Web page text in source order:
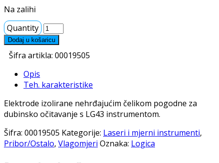
Na zalihi
Quantity
Dodaj u košaricu
Šifra artikla: 00019505
Opis
Teh. karakteristike
Elektrode izolirane nehrđajućim čelikom pogodne za
dubinsko očitavanje s LG43 instrumentom.
Šifra: 00019505 Kategorije: Laseri i mjerni instrumenti,
Pribor/Ostalo, Vlagomjeri Oznaka: Logica